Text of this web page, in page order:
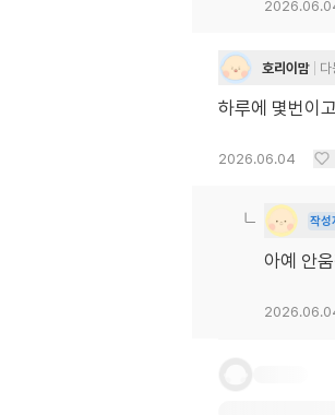
호리이맘
하루에 몇번이
2026.06.04
작성
아예 안